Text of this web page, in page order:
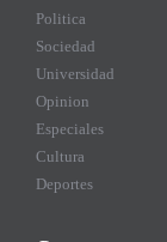
Politica
Sociedad
Universidad
Opinion
Especiales
Cultura
Deportes